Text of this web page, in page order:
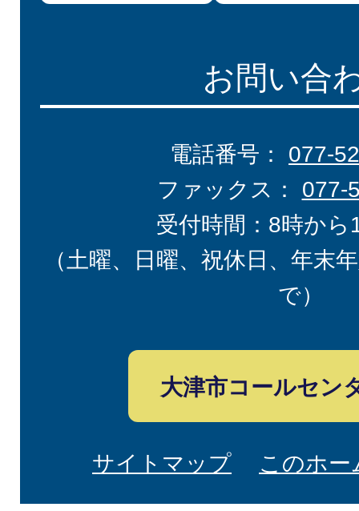
お問い合
電話番号： 077-
ファックス： 077-
受付時間：8時から
（土曜、日曜、祝休日、年末
で）
大津市コールセン
サイトマップ このホ